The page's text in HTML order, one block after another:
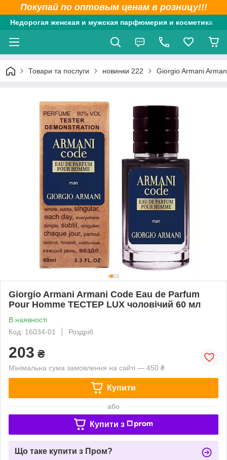
Покупай по оптовым ценам в розницу!!!
Недорогая женская и мужская парфюмерия и косметика
Товари та послуги новинки 222 Giorgio Armani
Giorgio Armani Armani Code Eau de Parfum
Pour Homme ТЕСТЕР LUX чоловічий 60 мл
В наявності
Код: 16034-01
Роздріб
203 ₴
Мінімальна сума замовлення на сайті — 450 ₴
Купити
або
Купити з
Що таке купити з Пром?